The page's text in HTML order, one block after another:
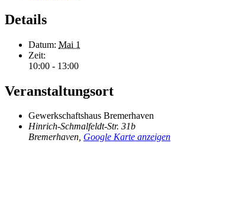
Details
Datum: Mai 1
Zeit:
10:00 - 13:00
Veranstaltungsort
Gewerkschaftshaus Bremerhaven
Hinrich-Schmalfeldt-Str. 31b
Bremerhaven, Google Karte anzeigen